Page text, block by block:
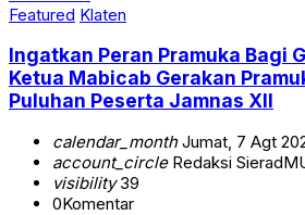
Featured Klaten
Ingatkan Peran Pramuka Bagi
Ketua Mabicab Gerakan
Puluhan Peserta Jamnas XII
calendar_monthJumat, 7 Agt
account_circleRedaksi
visibility39
0Komentar